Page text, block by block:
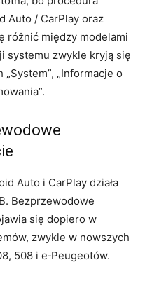
Auto / CarPlay oraz
różnić między modelami
systemu zwykle kryją się
„Informacje o
Auto i CarPlay działa
Bezprzewodowe
się dopiero w
zwykle w nowszych
508 i e‑Peugeotów.